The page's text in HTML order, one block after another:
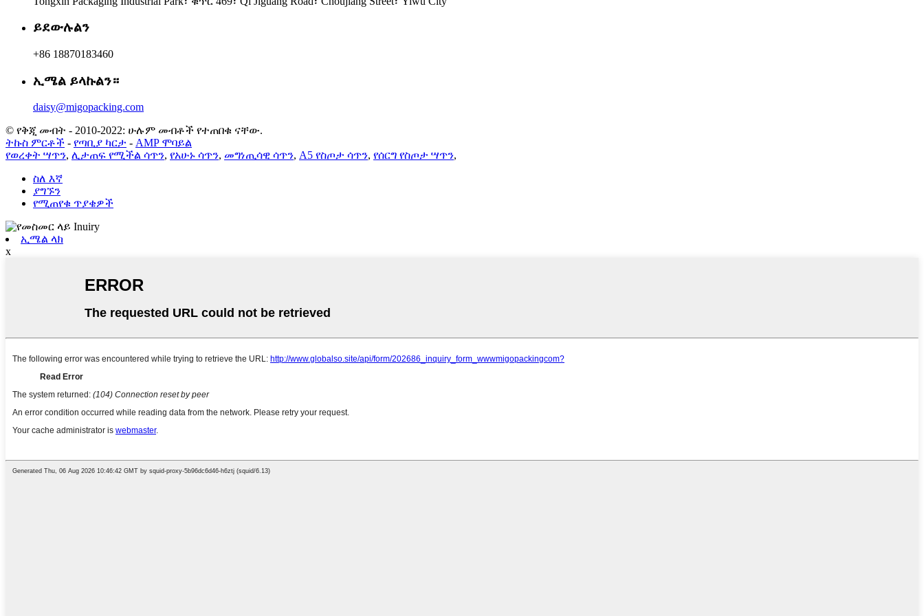
ይደውሉልን
+86 18870183460
ኢሜል ይላኩልን።
daisy@migopacking.com
© የቅጂ መብት - 2010-2022: ሁሉም መብቶች የተጠበቁ ናቸው.
ትኩስ ምርቶች - የጣቢያ ካርታ - AMP ሞባይል
የወረቀት ሣጥን, ሊታጠፍ የሚችል ሳጥን, የአሁኑ ሳጥን, መግነጢሳዊ ሳጥን, A5 የስጦታ ሳጥን, የሰርግ የስጦታ ሣጥን,
ስለ እኛ
ያግኙን
የሚጠየቁ ጥያቄዎች
ኢሜል ላክ
x